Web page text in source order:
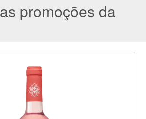
as promoções da